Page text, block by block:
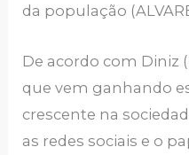
da população
De acordo com Diniz
que vem ganhando
crescente na
as redes sociais e o